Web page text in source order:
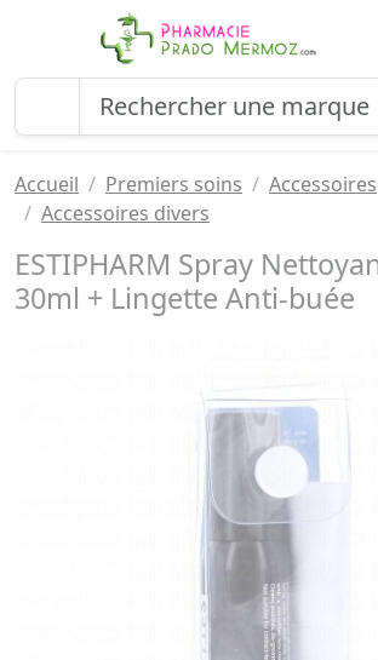
Accueil Premiers soins
Accessoires
Accessoires divers
ESTIPHARM Spray
30ml + Lingette Anti-buée